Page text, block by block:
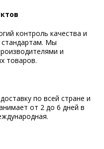
контроль качества и
Мы
и
товаров.
по всей стране и
от 2 до 6 дней в